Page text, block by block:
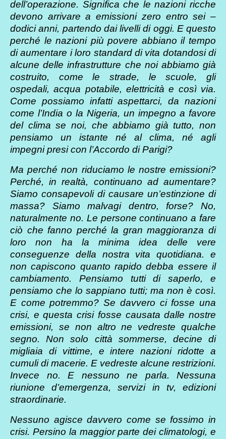
dell’operazione. Significa che le nazioni ricche
devono arrivare a emissioni zero entro sei –
dodici anni, partendo dai livelli di oggi. E questo
perché le nazioni più povere abbiano il tempo
di aumentare i loro standard di vita dotandosi di
alcune delle infrastrutture che noi abbiamo già
costruito, come le strade, le scuole, gli
ospedali, acqua potabile, elettricità e così via.
Come possiamo infatti aspettarci, da nazioni
come l’India o la Nigeria, un impegno a favore
del clima se noi, che abbiamo già tutto, non
pensiamo un istante né al clima, né agli
impegni presi con l’Accordo di Parigi?
Ma perché non riduciamo le nostre emissioni?
Perché, in realtà, continuano ad aumentare?
Siamo consapevoli di causare un’estinzione di
massa? Siamo malvagi dentro, forse? No,
naturalmente no. Le persone continuano a fare
ciò che fanno perché la gran maggioranza di
loro non ha la minima idea delle vere
conseguenze della nostra vita quotidiana. e
non capiscono quanto rapido debba essere il
cambiamento. Pensiamo tutti di saperlo, e
pensiamo che lo sappiano tutti; ma non è così.
E come potremmo? Se davvero ci fosse una
crisi, e questa crisi fosse causata dalle nostre
emissioni, se non altro ne vedreste qualche
segno. Non solo città sommerse, decine di
migliaia di vittime, e intere nazioni ridotte a
cumuli di macerie. E vedreste alcune restrizioni.
Invece no. E nessuno ne parla. Nessuna
riunione d’emergenza, servizi in tv, edizioni
straordinarie.
Nessuno agisce davvero come se fossimo in
crisi. Persino la maggior parte dei climatologi, e